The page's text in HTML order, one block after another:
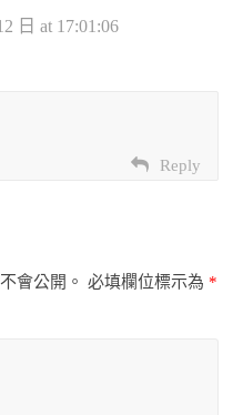
日 at 17:01:06
Reply
會公開。 必填欄位標示為 *